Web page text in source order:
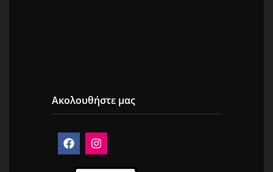
Ακολουθήστε μας